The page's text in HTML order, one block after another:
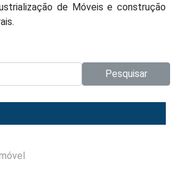
de Móveis e construção
Pesquisar